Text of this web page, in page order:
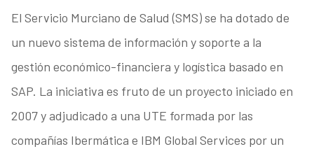
El Servicio Murciano de Salud (SMS) se ha dotado de
un nuevo sistema de información y soporte a la
gestión económico-financiera y logística basado en
SAP. La iniciativa es fruto de un proyecto iniciado en
2007 y adjudicado a una UTE formada por las
compañías Ibermática e IBM Global Services por un